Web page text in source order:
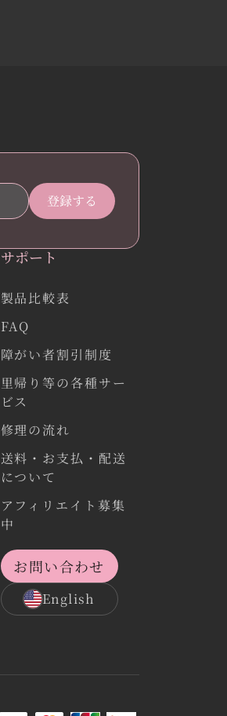
サポート
製品比較表
FAQ
障がい者割引制度
里帰り等の各種サー
ビス
修理の流れ
送料・お支払・配送
について
アフィリエイト募集
中
お問い合わせ
English